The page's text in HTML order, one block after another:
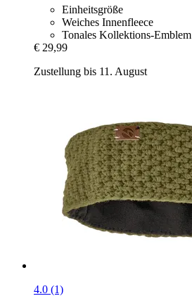
Einheitsgröße
Weiches Innenfleece
Tonales Kollektions-Emblem
€ 29,99
Zustellung bis 11. August
4.0 (1)